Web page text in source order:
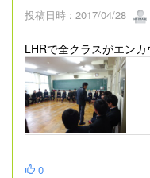
投稿日時 : 2017/04/28
LHRで全クラスがエンカ
0